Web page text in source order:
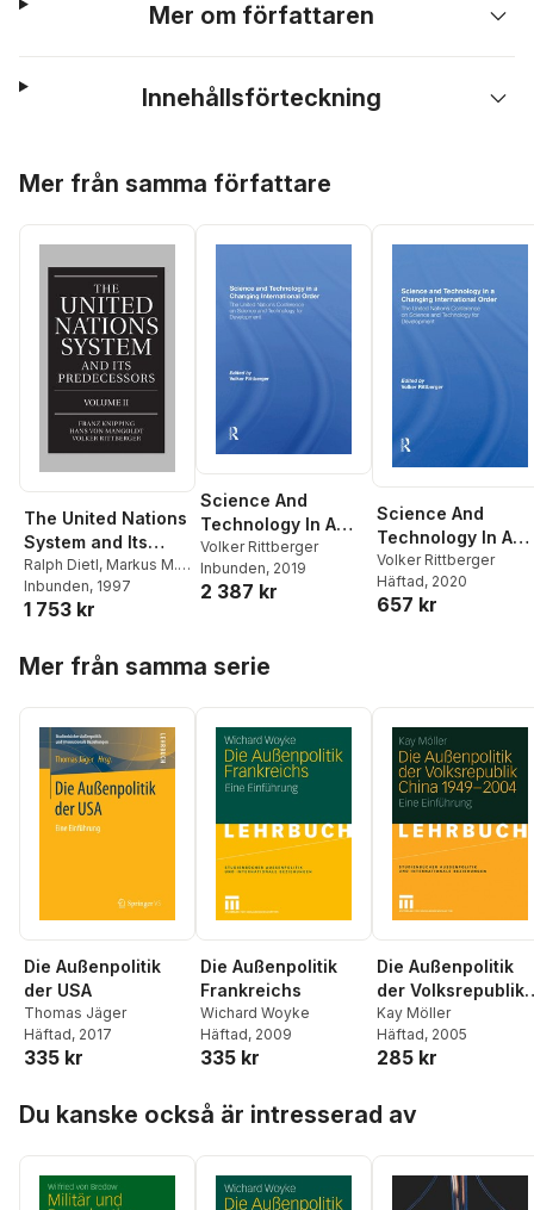
Mer om författaren
Innehållsförteckning
Mer från samma författare
The United Nations
System and Its
Predecessors:
Volume II:
Predecessors of
Ralph Dietl, Markus M.
Hugo,Fabian
Rosenbusch
Rittberger
Inbunden, 1997
1 753 kr
Science And
Technology In A
Changing
International Order
Volker Rittberger
Inbunden, 2019
2 387 kr
Science And
Technology In A
Changing
International
Volker Rittberger
Häftad, 2020
657 kr
Mer från samma serie
Die Außenpolitik
der USA
Thomas Jäger
Häftad, 2017
335 kr
Die Außenpolitik
Frankreichs
Wichard Woyke
Häftad, 2009
335 kr
Die Außenpolitik
der Volksrepublik
China 1949 –
Kay Möller
Häftad, 2005
285 kr
Du kanske också är intresserad av